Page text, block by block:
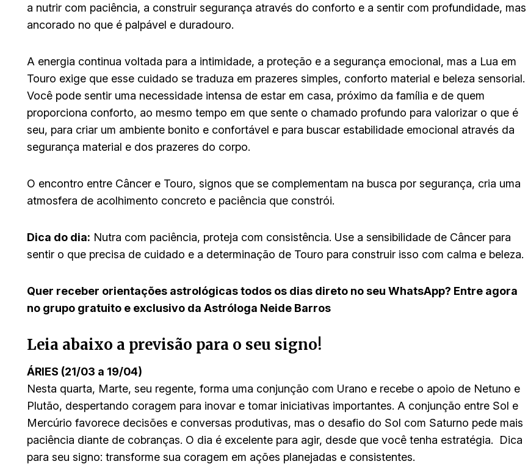
a nutrir com paciência, a construir segurança através do conforto e a sentir com profundidade, mas
ancorado no que é palpável e duradouro.
A energia continua voltada para a intimidade, a proteção e a segurança emocional, mas a Lua em
Touro exige que esse cuidado se traduza em prazeres simples, conforto material e beleza sensorial.
Você pode sentir uma necessidade intensa de estar em casa, próximo da família e de quem
proporciona conforto, ao mesmo tempo em que sente o chamado profundo para valorizar o que é
seu, para criar um ambiente bonito e confortável e para buscar estabilidade emocional através da
segurança material e dos prazeres do corpo.
O encontro entre Câncer e Touro, signos que se complementam na busca por segurança, cria uma
atmosfera de acolhimento concreto e paciência que constrói.
Dica do dia: Nutra com paciência, proteja com consistência. Use a sensibilidade de Câncer para
sentir o que precisa de cuidado e a determinação de Touro para construir isso com calma e beleza.
Quer receber orientações astrológicas todos os dias direto no seu WhatsApp? Entre agora
no grupo gratuito e exclusivo da Astróloga Neide Barros
Leia abaixo a previsão para o seu signo!
ÁRIES (21/03 a 19/04)
Nesta quarta, Marte, seu regente, forma uma conjunção com Urano e recebe o apoio de Netuno e
Plutão, despertando coragem para inovar e tomar iniciativas importantes. A conjunção entre Sol e
Mercúrio favorece decisões e conversas produtivas, mas o desafio do Sol com Saturno pede mais
paciência diante de cobranças. O dia é excelente para agir, desde que você tenha estratégia. Dica
para seu signo: transforme sua coragem em ações planejadas e consistentes.